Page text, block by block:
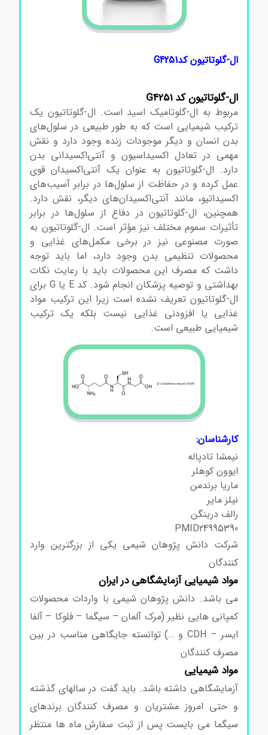
ال-گلوتاتیون کدG4251
ال-گلوتاتیون کد G4251
مربوط به ال-گلوتامیک اسید است. ال-گلوتاتیون یک
ترکیب شیمیایی است که به طور طبیعی در سلول‌های
بدن انسان و دیگر موجودات زنده وجود دارد و نقش
مهمی در تعادل اکسیداسیون و آنتی‌اکسیدانی بدن
دارد. ال-گلوتاتیون به عنوان یک آنتی‌اکسیدان قوی
عمل کرده و در حفاظت از سلول‌ها در برابر آسیب‌های
اکسیداتیو، مانند آنتی‌اکسیدان‌های دیگر، نقش دارد.
همچنین، ال-گلوتاتیون در دفاع از سلول‌ها در برابر
تأثیرات سموم مختلف نیز مؤثر است. ال-گلوتاتیون به
صورت مصنوعی نیز در برخی مکمل‌های غذایی و
محصولات تنظیمی بدن وجود دارد، اما باید توجه
داشت که مصرف این محصولات باید با رعایت نکات
بهداشتی و توصیه پزشکان انجام شود. کد E یا G برای
ال-گلوتاتیون تعریف نشده است زیرا این ترکیب مواد
غذایی یا افزودنی غذایی نیست بلکه یک ترکیب
شیمیایی طبیعی است.
کارشناسان:
نیمشا تادپاله
ایوون کوهلر
ماریا برندمن
نیلز مایر
رالف درینگن
PMID24995390
شرکت دانش پژوهان شیمی یکی از بزرگترین وارد
کنندگان
مواد شیمیایی آزمایشگاهی در ایران
می باشد. دانش پژوهان شیمی با واردات محصولات
کمپانی هایی نظیر (مرک آلمان – سیگما – فلوکا – آلفا
ایسر – CDH و …) توانسته جایگاهی مناسب در بین
مصرف کنندگان
مواد شیمیایی
آزمایشگاهی داشته باشد. باید گفت در سالهای گذشته
و حتی امروز مشتریان و مصرف کنندگان برندهای
سیگما می بایست پس از ثبت سفارش ماه ها منتظر